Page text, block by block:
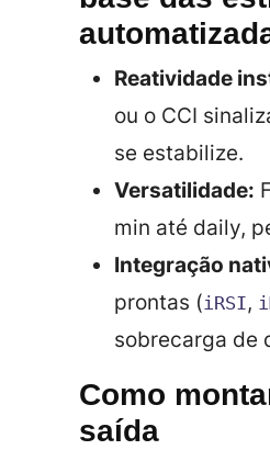
Reatividade
ou o CCI
se estabilize.
Versatilidade:
min até daily,
Integração
prontas (iRSI,
sobrecarga de
Como
saída